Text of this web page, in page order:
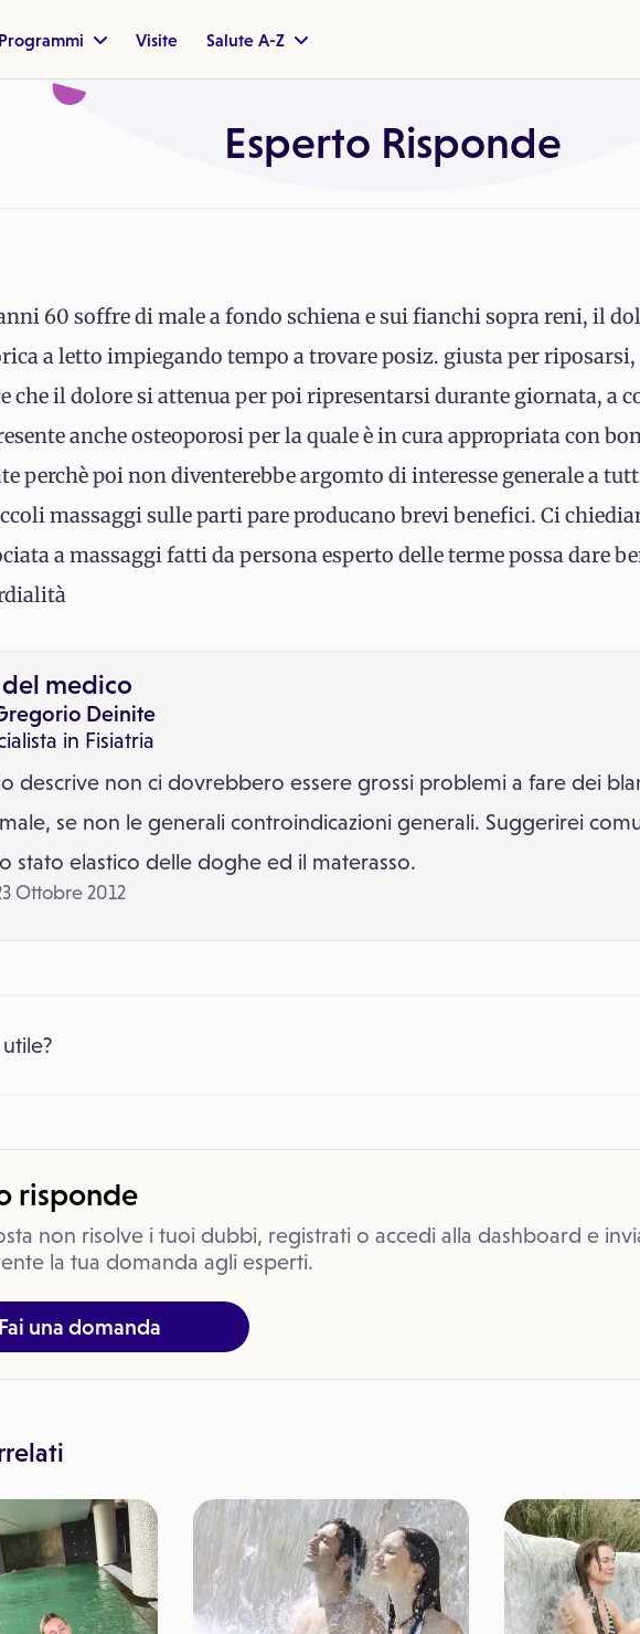
Programmi Visite Salute A-Z
Esperto Risponde
60 soffre di male a fondo schiena e sui fianchi sopra reni, il
a letto impiegando tempo a trovare posiz. giusta per
che il dolore si attenua per poi ripresentarsi durante giornata, a
anche osteoporosi per la quale è in cura appropriata con
perchè poi non diventerebbe argomto di interesse generale a
massaggi sulle parti pare producano brevi benefici. Ci
a massaggi fatti da persona esperto delle terme possa dare
del medico
Deinite
in Fisiatria
descrive non ci dovrebbero essere grossi problemi a fare dei
se non le generali controindicazioni generali. Suggerirei
stato elastico delle doghe ed il materasso.
Ottobre 2012
risponde
non risolve i tuoi dubbi, registrati o accedi alla dashboard e
la tua domanda agli esperti.
Fai una domanda